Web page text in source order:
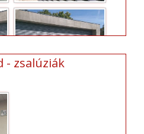
- zsalúziák